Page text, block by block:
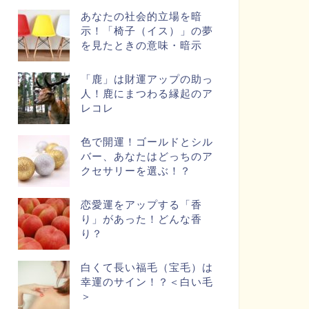
あなたの社会的立場を暗
示！「椅子（イス）」の夢
を見たときの意味・暗示
「鹿」は財運アップの助っ
人！鹿にまつわる縁起のア
レコレ
色で開運！ゴールドとシル
バー、あなたはどっちのア
クセサリーを選ぶ！？
恋愛運をアップする「香
り」があった！どんな香
り？
白くて長い福毛（宝毛）は
幸運のサイン！？＜白い毛
＞